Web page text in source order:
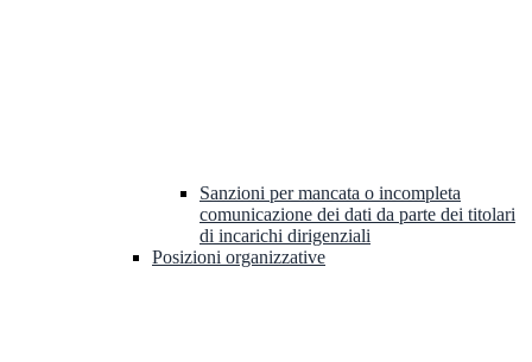
Sanzioni per mancata o incompleta
comunicazione dei dati da parte dei titolari
di incarichi dirigenziali
Posizioni organizzative